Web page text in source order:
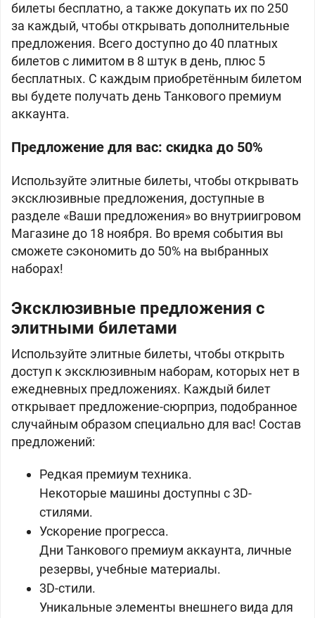
билеты бесплатно, а также докупать их по 250
за каждый, чтобы открывать дополнительные
предложения. Всего доступно до 40 платных
билетов с лимитом в 8 штук в день, плюс 5
бесплатных. С каждым приобретённым билетом
вы будете получать день Танкового премиум
аккаунта.
Предложение для вас: скидка до 50%
Используйте элитные билеты, чтобы открывать
эксклюзивные предложения, доступные в
разделе «Ваши предложения» во внутриигровом
Магазине до 18 ноября. Во время события вы
сможете сэкономить до 50% на выбранных
наборах!
Эксклюзивные предложения с
элитными билетами
Используйте элитные билеты, чтобы открыть
доступ к эксклюзивным наборам, которых нет в
ежедневных предложениях. Каждый билет
открывает предложение-сюрприз, подобранное
случайным образом специально для вас! Состав
предложений:
Редкая премиум техника.
Некоторые машины доступны с 3D-
стилями.
Ускорение прогресса.
Дни Танкового премиум аккаунта, личные
резервы, учебные материалы.
3D-стили.
Уникальные элементы внешнего вида для